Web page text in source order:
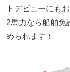
トデビューにもお
2馬力なら船舶免
められます！